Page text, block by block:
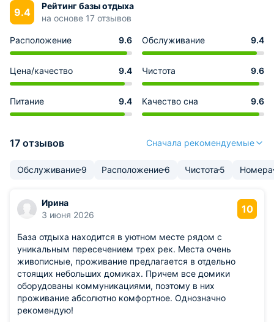
9.4
Рейтинг базы отдыха
на основе 17 отзывов
Расположение 9.6 Обслуживание 9.4
Цена/качество 9.4 Чистота 9.6
Питание 9.4 Качество сна 9.6
17 отзывов Сначала рекомендуемые
Обслуживание9 Расположение6 Чистота 5 Номера
Ирина
3 июня 2026
10
База отдыха находится в уютном месте рядом с
уникальным пересечением трех рек. Места очень
живописные, проживание предлагается в отдельно
стоящих небольших домиках. Причем все домики
оборудованы коммуникациями, поэтому в них
проживание абсолютно комфортное. Однозначно
рекомендую!